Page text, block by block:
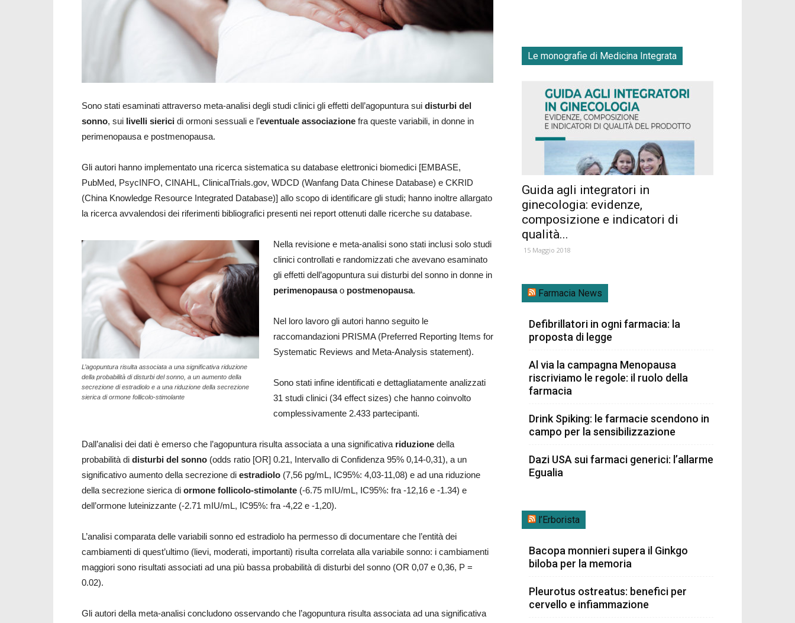
Sono stati esaminati attraverso meta-analisi degli studi clinici gli effetti dell’agopuntura sui disturbi del
sonno, sui livelli sierici di ormoni sessuali e l’eventuale associazione fra queste variabili, in donne in
perimenopausa e postmenopausa.
Gli autori hanno implementato una ricerca sistematica su database elettronici biomedici [EMBASE,
PubMed, PsycINFO, CINAHL, ClinicalTrials.gov, WDCD (Wanfang Data Chinese Database) e CKRID
(China Knowledge Resource Integrated Database)] allo scopo di identificare gli studi; hanno inoltre allargato
la ricerca avvalendosi dei riferimenti bibliografici presenti nei report ottenuti dalle ricerche su database.
L’agopuntura risulta associata a una significativa riduzione
della probabilità di disturbi del sonno, a un aumento della
secrezione di estradiolo e a una riduzione della secrezione
sierica di ormone follicolo-stimolante
Nella revisione e meta-analisi sono stati inclusi solo studi
clinici controllati e randomizzati che avevano esaminato
gli effetti dell’agopuntura sui disturbi del sonno in donne in
perimenopausao postmenopausa.
Nel loro lavoro gli autori hanno seguito le
raccomandazioni PRISMA (Preferred Reporting Items for
Systematic Reviews and Meta-Analysis statement).
Sono stati infine identificati e dettagliatamente analizzati
31 studi clinici (34 effect sizes) che hanno coinvolto
complessivamente 2.433 partecipanti.
Dall’analisi dei dati è emerso che l’agopuntura risulta associata a una significativa riduzione della
probabilità di disturbi del sonno (odds ratio [OR] 0.21, Intervallo di Confidenza 95% 0,14-0,31), a un
significativo aumento della secrezione di estradiolo (7,56 pg/mL, IC95%: 4,03-11,08) e ad una riduzione
della secrezione sierica di ormone follicolo-stimolante (-6.75 mIU/mL, IC95%: fra -12,16 e -1.34) e
dell’ormone luteinizzante (-2.71 mIU/mL, IC95%: fra -4,22 e -1,20).
L’analisi comparata delle variabili sonno ed estradiolo ha permesso di documentare che l’entità dei
cambiamenti di quest’ultimo (lievi, moderati, importanti) risulta correlata alla variabile sonno: i cambiamenti
maggiori sono risultati associati ad una più bassa probabilità di disturbi del sonno (OR 0,07 e 0,36, P =
0.02).
Gli autori della meta-analisi concludono osservando che l’agopuntura risulta associata ad una significativa
Le monografie di Medicina Integrata
Guida agli integratori in
ginecologia: evidenze,
composizione e indicatori di
qualità...
15 Maggio 2018
Farmacia News
Defibrillatori in ogni farmacia: la
proposta di legge
Al via la campagna Menopausa
riscriviamo le regole: il ruolo della
farmacia
Drink Spiking: le farmacie scendono in
campo per la sensibilizzazione
Dazi USA sui farmaci generici: l’allarme
Egualia
l’Erborista
Bacopa monnieri supera il Ginkgo
biloba per la memoria
Pleurotus ostreatus: benefici per
cervello e infiammazione